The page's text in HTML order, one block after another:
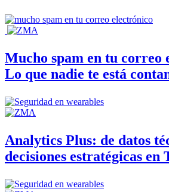
Mucho spam en tu correo
Lo que nadie te está
Analytics Plus: de datos
decisiones estratégicas en